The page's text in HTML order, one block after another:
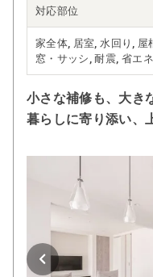
対応部位
家全体, 居室, 水回り, 屋
窓・サッシ, 耐震, 省エ
小さな補修も、大き
暮らしに寄り添い、